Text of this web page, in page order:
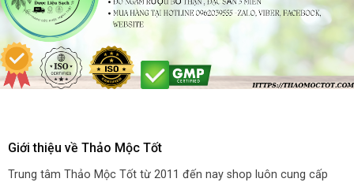
Giới thiệu về Thảo Mộc Tốt
Trung tâm Thảo Mộc Tốt từ 2011 đến nay shop luôn cung cấp